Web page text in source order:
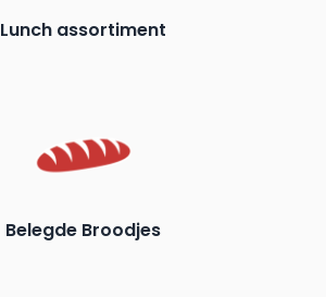
Lunch assortiment
Belegde Broodjes